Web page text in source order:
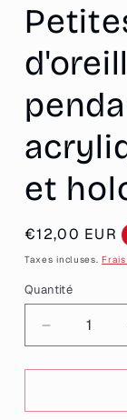
fenêtre
modale
et
Prix
habituel
€12,00 EUR
Taxes incluses.
Quantité
Quantité
Réduire
la
quantité
Petites